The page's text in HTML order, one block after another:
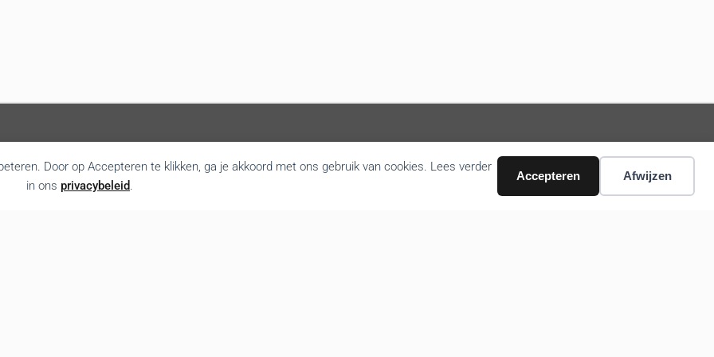
Door op Accepteren te klikken, ga je akkoord met ons gebruik van cookies. Lees verder
in ons privacybeleid.
Accepteren Afwijzen
Volg ons nieuws via email